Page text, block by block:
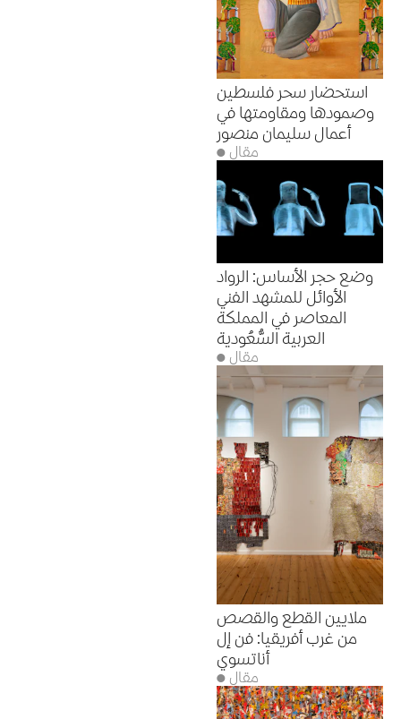
استحضار سحر فلسطين
وصمودها ومقاومتها في
أعمال سليمان منصور
● مقال
وضع حجر الأساس: الرواد
الأوائل للمشهد الفني
المعاصر في المملكة
العربية السُّعُودية
● مقال
ملايين القطع والقصص
من غرب أفريقيا: فن إل
أناتسوي
● مقال